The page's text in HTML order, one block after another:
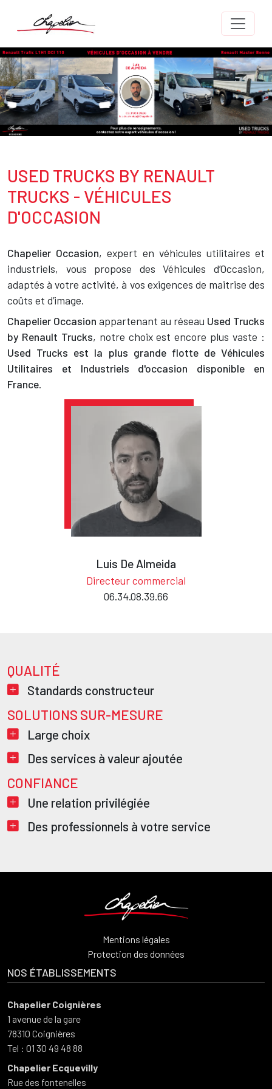
Image
Texte
USED TRUCKS BY RENAULT
TRUCKS - VÉHICULES
D'OCCASION
Texte
Chapelier Occasion, expert en véhicules utilitaires et
industriels, vous propose des Véhicules d’Occasion,
adaptés à votre activité, à vos exigences de maitrise des
coûts et d’image.
Chapelier Occasion appartenant au réseau Used Trucks
by Renault Trucks, notre choix est encore plus vaste :
Used Trucks est la plus grande flotte de Véhicules
Utilitaires et Industriels d'occasion disponible en
France.
Luis De Almeida
Directeur commercial
06.34.08.39.66
Texte
QUALITÉ
Titre
Standards constructeur
Texte
SOLUTIONS SUR-MESURE
Titre
Large choix
Titre
Des services à valeur ajoutée
Texte
CONFIANCE
Titre
Une relation privilégiée
Titre
Des professionnels à votre service
Mentions légales
Protection des données
NOS ÉTABLISSEMENTS
Chapelier Coignières
1 avenue de la gare
78310 Coignières
Tel : 01 30 49 48 88
Chapelier Ecquevilly
Rue des fontenelles